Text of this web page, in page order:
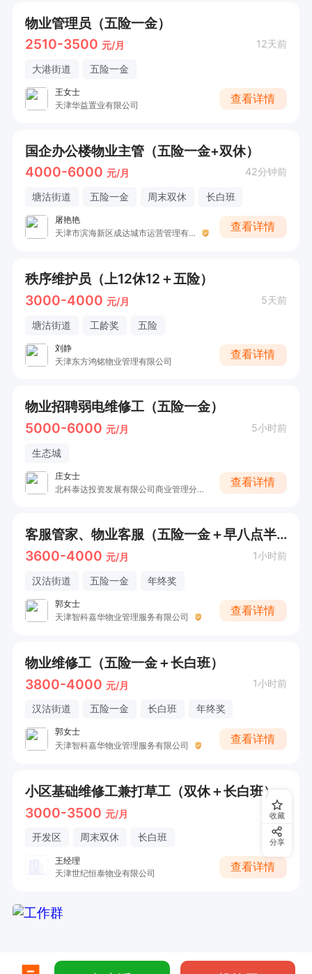
物业管理员（五险一金）
2510-3500 元/月 12天前
大港街道 五险一金
王女士
天津华益置业有限公司
查看详情
国企办公楼物业主管（五险一金+双休）
4000-6000 元/月 42分钟前
塘沽街道 五险一金 周末双休 长白班
屠艳艳
天津市滨海新区成达城市运营管理有限公司
查看详情
秩序维护员（上12休12＋五险）
3000-4000 元/月 5天前
塘沽街道 工龄奖 五险
刘静
天津东方鸿铭物业管理有限公司
查看详情
物业招聘弱电维修工（五险一金）
5000-6000 元/月 5小时前
生态城
庄女士
北科泰达投资发展有限公司商业管理分公司
查看详情
客服管家、物业客服（五险一金＋早八点半晚五点半）
3600-4000 元/月 1小时前
汉沽街道 五险一金 年终奖
郭女士
天津智科嘉华物业管理服务有限公司
查看详情
物业维修工（五险一金＋长白班）
3800-4000 元/月 1小时前
汉沽街道 五险一金 长白班 年终奖
郭女士
天津智科嘉华物业管理服务有限公司
查看详情
小区基础维修工兼打草工（双休＋长白班）
3000-3500 元/月 1天前
开发区 周末双休 长白班
王经理
天津世纪恒泰物业有限公司
查看详情
收藏
分享